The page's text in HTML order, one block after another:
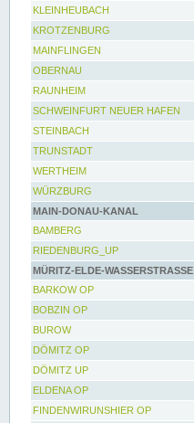
KLEINHEUBACH
KROTZENBURG
MAINFLINGEN
OBERNAU
RAUNHEIM
SCHWEINFURT NEUER HAFEN
STEINBACH
TRUNSTADT
WERTHEIM
WÜRZBURG
MAIN-DONAU-KANAL
BAMBERG
RIEDENBURG_UP
MÜRITZ-ELDE-WASSERSTRASSE
BARKOW OP
BOBZIN OP
BUROW
DÖMITZ OP
DÖMITZ UP
ELDENA OP
FINDENWIRUNSHIER OP